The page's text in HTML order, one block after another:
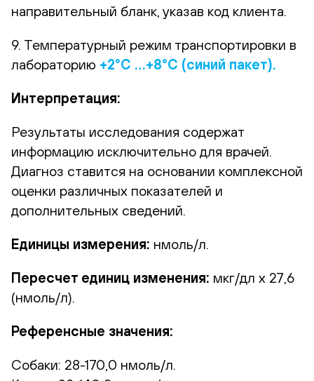
направительный бланк, указав код клиента.
9. Температурный режим транспортировки в
лабораторию +2°С …+8°С (синий пакет).
Интерпретация:
Результаты исследования содержат
информацию исключительно для врачей.
Диагноз ставится на основании комплексной
оценки различных показателей и
дополнительных сведений.
Единицы измерения: нмоль/л.
Пересчет единиц изменения: мкг/дл х 27,6
(нмоль/л).
Референсные значения:
Собаки: 28-170,0 нмоль/л.